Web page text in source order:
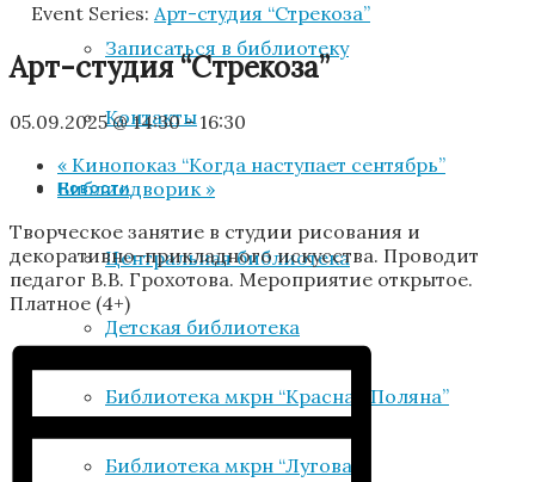
Записаться в библиотеку
Контакты
Новости
Центральная библиотека
Детская библиотека
Библиотека мкрн “Красная Поляна”
Библиотека мкрн “Луговая”
Event Series: Арт-студия “Стрекоза”
Арт-студия “Стрекоза”
05.09.2025 @ 14:30-16:30
« Кинопоказ “Когда наступает сентябрь”
Библиодворик »
Творческое занятие в студии рисования и
декоративно-прикладного искусства. Проводит
педагог В.В. Грохотова. Мероприятие открытое.
Платное (4+)